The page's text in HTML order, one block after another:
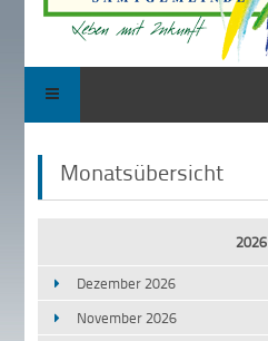
Monatsübersicht
2026
Dezember 2026
November 2026